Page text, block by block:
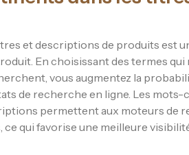
et descriptions de produits est
En choisissant des termes
vous augmentez la
de recherche en ligne. Les mots-
permettent aux moteurs de
qui favorise une meilleure